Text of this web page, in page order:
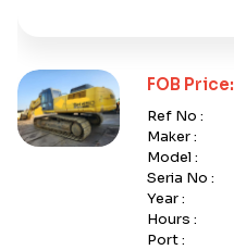
FOB Price:
Ref No :
Maker :
Model :
Seria No :
Year :
Hours :
Port :